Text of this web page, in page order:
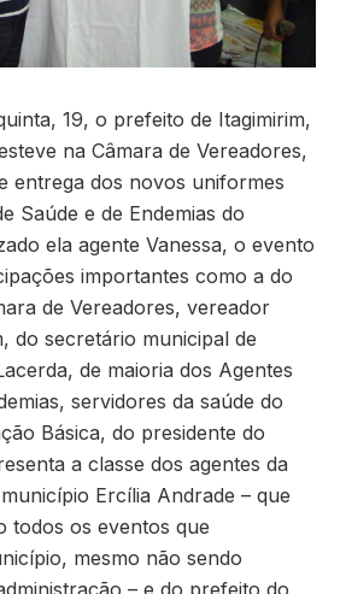
19, o prefeito de Itagimirim,
na Câmara de Vereadores,
entrega dos novos uniformes
Saúde e de Endemias do
ela agente Vanessa, o evento
importantes como a do
de Vereadores, vereador
do secretário municipal de
de maioria dos Agentes
servidores da saúde do
Básica, do presidente do
a classe dos agentes da
Ercília Andrade – que
todos os eventos que
mesmo não sendo
– e do prefeito do